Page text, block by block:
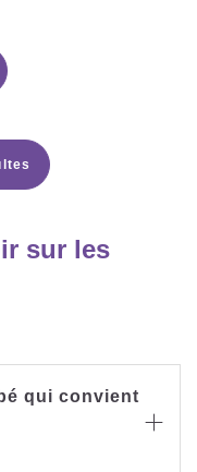
sur les
qui convient
